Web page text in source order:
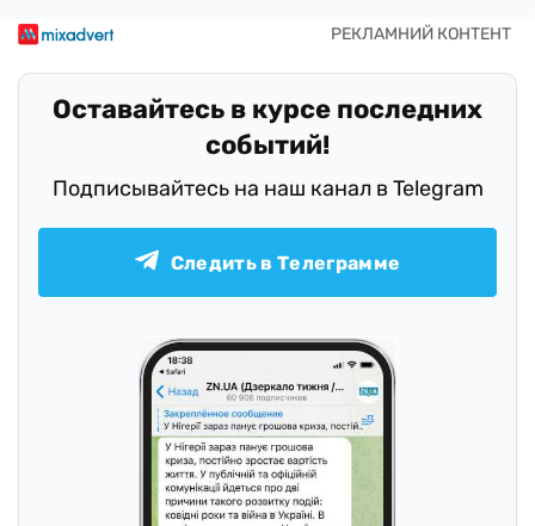
Оставайтесь в курсе последних
событий!
Подписывайтесь на наш канал в Telegram
Следить в Телеграмме